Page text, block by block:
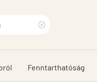
search
phrase
Fenntarthatóság